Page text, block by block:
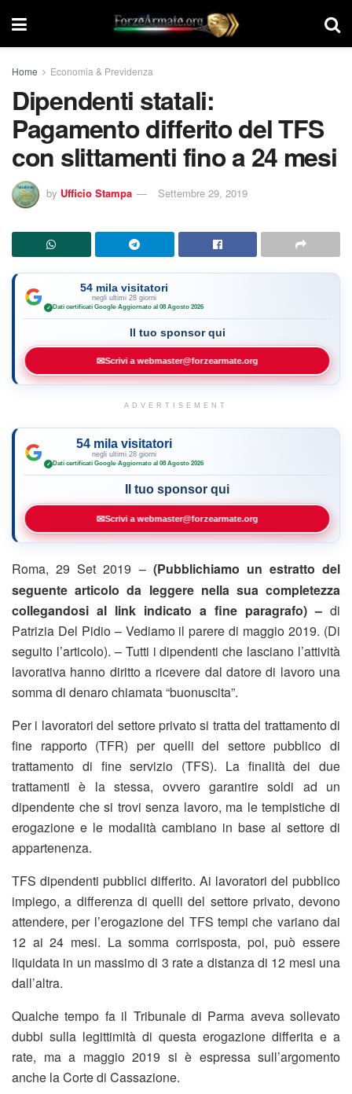
Home Economia & Previdenza
Dipendenti statali:
Pagamento differito del TFS
con slittamenti fino a 24 mesi
by Ufficio Stampa Settembre 29, 2019
54 mila visitatori
negli ultimi 28 giorni
✓ Dati certificati Google·Aggiornato al 08 Agosto 2026
Il tuo sponsor qui
✉Scrivi a webmaster@forzearmate.org
ADVERTISEMENT
54 mila visitatori
negli ultimi 28 giorni
✓ Dati certificati Google·Aggiornato al 08 Agosto 2026
Il tuo sponsor qui
✉Scrivi a webmaster@forzearmate.org
Roma, 29 Set 2019 – (Pubblichiamo un estratto del
seguente articolo da leggere nella sua completezza
collegandosi al link indicato a fine paragrafo) – di
Patrizia Del Pidio – Vediamo il parere di maggio 2019. (Di
seguito l’articolo). – Tutti i dipendenti che lasciano l’attività
lavorativa hanno diritto a ricevere dal datore di lavoro una
somma di denaro chiamata “buonuscita”.
Per i lavoratori del settore privato si tratta del trattamento di
fine rapporto (TFR) per quelli del settore pubblico di
trattamento di fine servizio (TFS). La finalità dei due
trattamenti è la stessa, ovvero garantire soldi ad un
dipendente che si trovi senza lavoro, ma le tempistiche di
erogazione e le modalità cambiano in base al settore di
appartenenza.
TFS dipendenti pubblici differito. Ai lavoratori del pubblico
impiego, a differenza di quelli del settore privato, devono
attendere, per l’erogazione del TFS tempi che variano dai
12 ai 24 mesi. La somma corrisposta, poi, può essere
liquidata in un massimo di 3 rate a distanza di 12 mesi una
dall’altra.
Qualche tempo fa il Tribunale di Parma aveva sollevato
dubbi sulla legittimità di questa erogazione differita e a
rate, ma a maggio 2019 si è espressa sull’argomento
anche la Corte di Cassazione.